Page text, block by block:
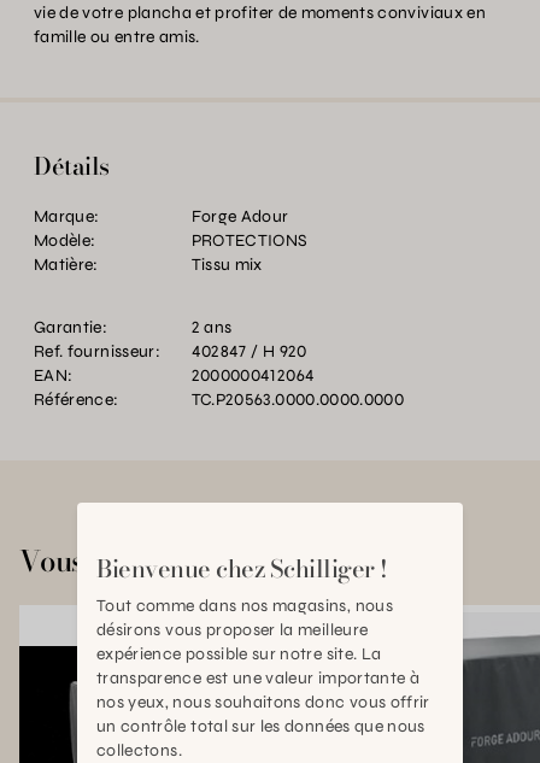
vie de votre plancha et profiter de moments conviviaux en
famille ou entre amis.
Détails
Marque:
Forge Adour
Modèle:
PROTECTIONS
Matière:
Tissu mix
Garantie:
2 ans
Ref. fournisseur:
402847 / H 920
EAN:
2000000412064
Référence:
TC.P20563.0000.0000.0000
Vous aimerez aussi
Bienvenue chez Schilliger !
Tout comme dans nos magasins, nous
désirons vous proposer la meilleure
expérience possible sur notre site. La
transparence est une valeur importante à
nos yeux, nous souhaitons donc vous offrir
un contrôle total sur les données que nous
collectons.